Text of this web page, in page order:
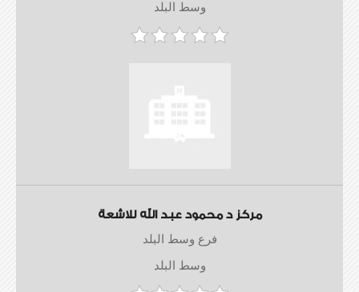
وسط البلد
مركز د محمود عبد الله للاشعة
فرع وسط البلد
وسط البلد